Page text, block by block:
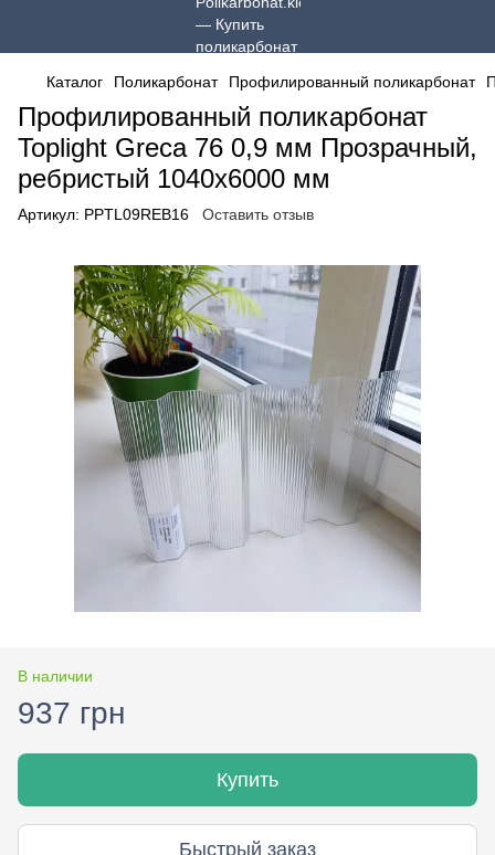
Каталог Поликарбонат Профилированный поликарбонат
Профилированный поликарбонат
Toplight Greca 76 0,9 мм Прозрачный,
ребристый 1040x6000 мм
Артикул: PPTL09REB16 Оставить отзыв
В наличии
937 грн
Купить
Быстрый заказ